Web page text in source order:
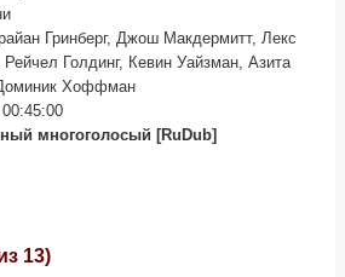
Гринберг, Джош Макдермитт, Лекс
Голдинг, Кевин Уайзман, Азита
Хоффман
многоголосый [RuDub]
13)